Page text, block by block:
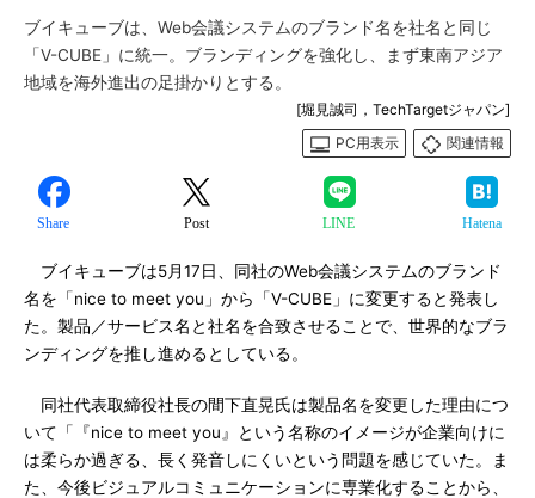
ブイキューブは、Web会議システムのブランド名を社名と同じ
「V-CUBE」に統一。ブランディングを強化し、まず東南アジア
地域を海外進出の足掛かりとする。
[堀見誠司，TechTargetジャパン]
PC用表示
関連情報
Share Post LINE Hatena
ブイキューブは5月17日、同社のWeb会議システムのブランド
名を「nice to meet you」から「V-CUBE」に変更すると発表し
た。製品／サービス名と社名を合致させることで、世界的なブラ
ンディングを推し進めるとしている。
同社代表取締役社長の間下直晃氏は製品名を変更した理由につ
いて「『nice to meet you』という名称のイメージが企業向けに
は柔らか過ぎる、長く発音しにくいという問題を感じていた。ま
た、今後ビジュアルコミュニケーションに専業化することから、